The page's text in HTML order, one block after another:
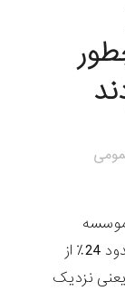
حدود 24٪ از
نزدیک